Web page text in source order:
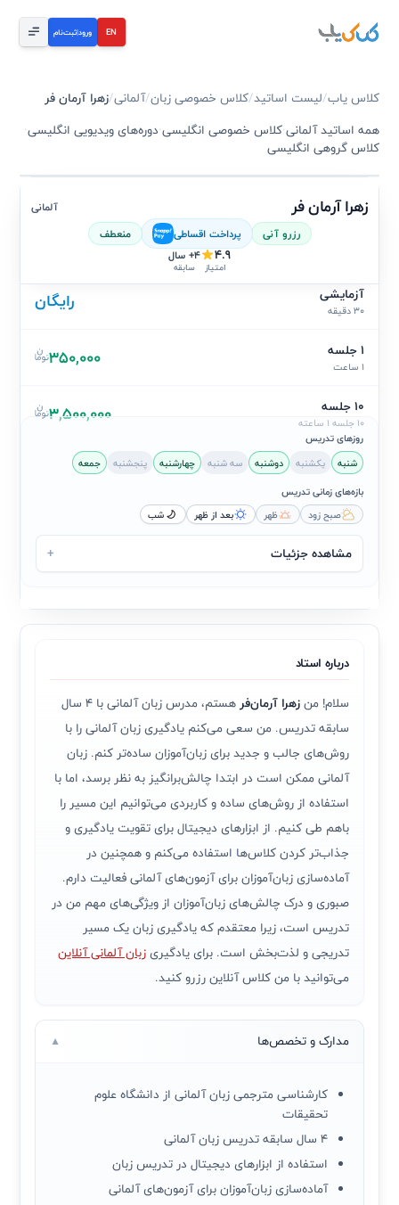
EN ورود|ثبت‌نام
کلاس یاب/لیست اساتید/کلاس خصوصی زبان/آلمانی/زهرا آرمان فر
همه اساتید آلمانی·کلاس خصوصی انگلیسی·دوره‌های ویدیویی انگلیسی·
کلاس گروهی انگلیسی
زهرا آرمان فر
آلمانی
رزرو آنی
پرداخت اقساطی منعطف
4.9
امتیاز
4+ سال
سابقه
آزمایشی
30 دقیقه رایگان
1 جلسه
1 ساعت 350,000
10 جلسه
10 جلسه 1 ساعته 3,500,000
روزهای تدریس
شنبه
یکشنبه دوشنبه سه شنبه چهارشنبه پنجشنبه
جمعه
بازه‌های زمانی تدریس
صبح زود
ظهر بعد از ظهر شب
مشاهده جزئیات +
درباره استاد
سلام! منزهرا آرمان‌فر
هستم، مدرس زبان آلمانی با ۴ سال
سابقه تدریس. من سعی می‌کنم یادگیری زبان آلمانی را با
روش‌های جالب و جدید برای زبان‌آموزان ساده‌تر کنم. زبان
آلمانی ممکن است در ابتدا چالش‌برانگیز به نظر برسد، اما با
استفاده از روش‌های ساده و کاربردی می‌توانیم این مسیر را
باهم طی کنیم. از ابزارهای دیجیتال برای تقویت یادگیری و
جذاب‌تر کردن کلاس‌ها استفاده می‌کنم و همچنین در
آماده‌سازی زبان‌آموزان برای آزمون‌های آلمانی فعالیت دارم.
صبوری و درک چالش‌های زبان‌آموزان از ویژگی‌های مهم من در
تدریس است، زیرا معتقدم که یادگیری زبان یک مسیر
تدریجی و لذت‌بخش است. برای یادگیریزبان آلمانی آنلاین
می‌توانید با من کلاس آنلاین رزرو کنید.
مدارک و تخصص‌ها ▼
کارشناسی مترجمی زبان آلمانی از دانشگاه علوم
تحقیقات
۴ سال سابقه تدریس زبان آلمانی
استفاده از ابزارهای دیجیتال در تدریس زبان
آماده‌سازی زبان‌آموزان برای آزمون‌های آلمانی